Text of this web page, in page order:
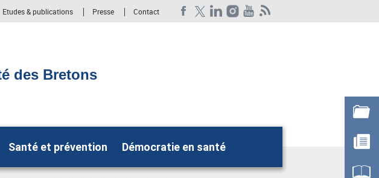
Etudes & publications Presse Contact
des Bretons
Santé et prévention Démocratie en santé